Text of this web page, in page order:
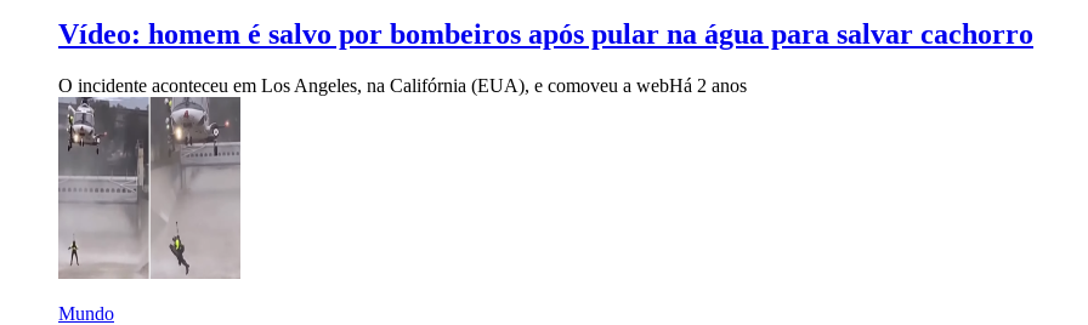
Vídeo: homem é salvo por bombeiros após pular na água para salvar cachorro
O incidente aconteceu em Los Angeles, na Califórnia (EUA), e comoveu a webHá 2 anos
Mundo